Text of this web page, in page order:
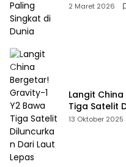
2 Maret 2026
Langit
Tiga Satelit
13 Oktober 2025